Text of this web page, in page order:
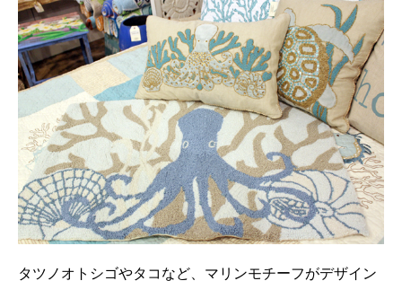
タツノオトシゴやタコなど、マリンモチーフがデザイン